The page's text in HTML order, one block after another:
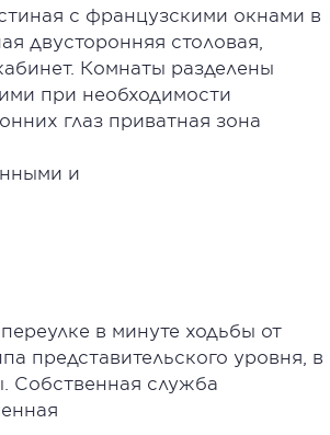
с французскими окнами в
двусторонняя столовая,
Комнаты разделены
при необходимости
глаз приватная зона
и
в минуте ходьбы от
представительского уровня, в
Собственная служба